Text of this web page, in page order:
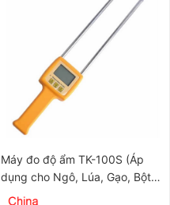
Máy đo độ ẩm TK-100S (Áp
dụng cho Ngô, Lúa, Gạo, Bột
mì, Đậu)